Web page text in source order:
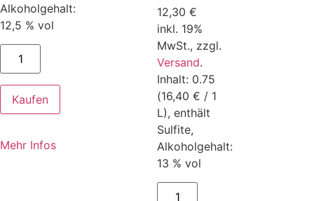
Alkoholgehalt:
12,5 % vol
Kaufen
Mehr Infos
12,30 €
inkl. 19%
MwSt., zzgl.
Versand.
Inhalt: 0.75
(16,40 € / 1
L), enthält
Sulfite,
Alkoholgehalt:
13 % vol